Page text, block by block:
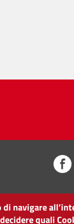
navigare
quali